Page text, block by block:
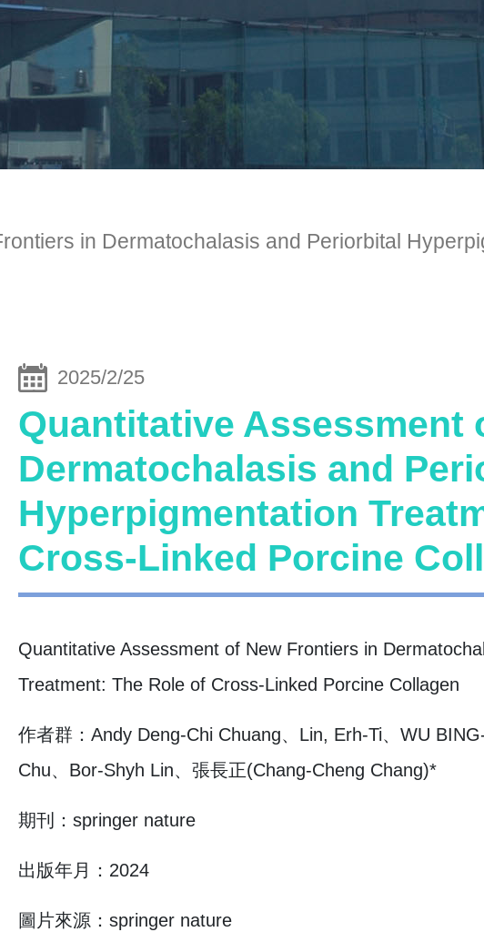
in Dermatochalasis and Periorbital
2025/2/25
Quantitative Assessment
Dermatochalasis and
Hyperpigmentation
Cross-Linked Porcine
Quantitative Assessment of New Frontiers in
Treatment: The Role of Cross-Linked Porcine Collagen
作者群：Andy Deng-Chi Chuang、Lin, Erh-Ti、WU
Chu、Bor-Shyh Lin、張長正(Chang-Cheng Chang)*
期刊：springer nature
出版年月：2024
圖片來源：springer nature